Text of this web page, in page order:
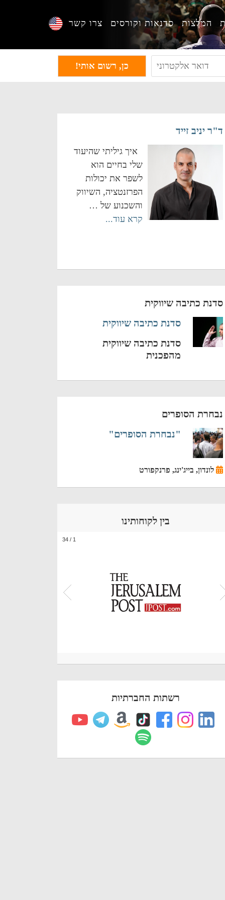
המלצות סדנאות וקורסים צרו קשר
ד"ר יניב זייד
איך גיליתי שהיעוד
שלי בחיים הוא
לשפר את יכולות
הפרזנטציה, השיווק
והשכנוע של …
קרא עוד...
סדנת כתיבה שיווקית
סדנת כתיבה שיווקית
סדנת כתיבה שיווקית
מהפכנית
נבחרת הסופרים
"נבחרת הסופרים"
לונדון, בייג'ינג, פרנקפורט
בין לקוחותינו
רשתות החברתיות